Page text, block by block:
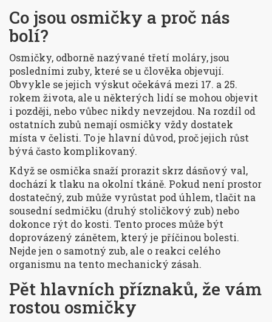
Co jsou osmičky a proč nás
bolí?
Osmičky, odborně nazývané třetí moláry, jsou
posledními zuby, které se u člověka objevují.
Obvykle se jejich výskut očekává mezi 17. a 25.
rokem života, ale u některých lidí se mohou objevit
i později, nebo vůbec nikdy nevzejdou. Na rozdíl od
ostatních zubů nemají osmičky vždy dostatek
místa v čelisti. To je hlavní důvod, proč jejich růst
bývá často komplikovaný.
Když se osmička snaží prorazit skrz dásňový val,
dochází k tlaku na okolní tkáně. Pokud není prostor
dostatečný, zub může vyrůstat pod úhlem, tlačit na
sousední sedmičku (druhý stoličkový zub) nebo
dokonce rýt do kosti. Tento proces může být
doprovázený zánětem, který je příčinou bolesti.
Nejde jen o samotný zub, ale o reakci celého
organismu na tento mechanický zásah.
Pět hlavních příznaků, že vám
rostou osmičky